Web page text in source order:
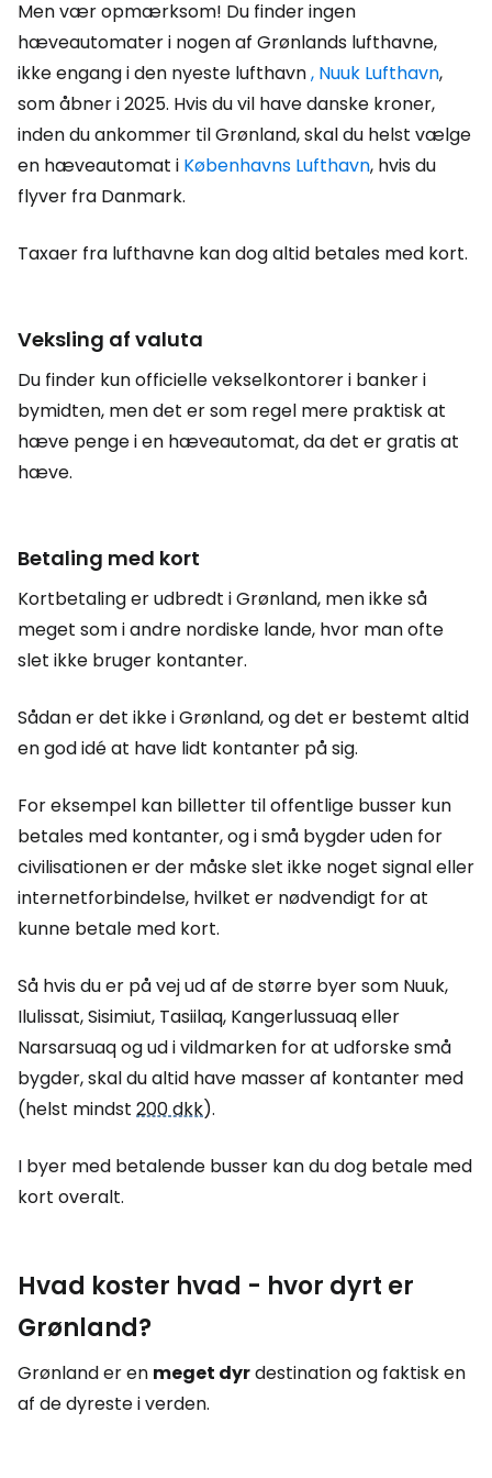
Men vær opmærksom! Du finder ingen
hæveautomater i nogen af Grønlands lufthavne,
ikke engang i den nyeste lufthavn, Nuuk Lufthavn,
som åbner i 2025. Hvis du vil have danske kroner,
inden du ankommer til Grønland, skal du helst vælge
en hæveautomat i Københavns Lufthavn, hvis du
flyver fra Danmark.
Taxaer fra lufthavne kan dog altid betales med kort.
Veksling af valuta
Du finder kun officielle vekselkontorer i banker i
bymidten, men det er som regel mere praktisk at
hæve penge i en hæveautomat, da det er gratis at
hæve.
Betaling med kort
Kortbetaling er udbredt i Grønland, men ikke så
meget som i andre nordiske lande, hvor man ofte
slet ikke bruger kontanter.
Sådan er det ikke i Grønland, og det er bestemt altid
en god idé at have lidt kontanter på sig.
For eksempel kan billetter til offentlige busser kun
betales med kontanter, og i små bygder uden for
civilisationen er der måske slet ikke noget signal eller
internetforbindelse, hvilket er nødvendigt for at
kunne betale med kort.
Så hvis du er på vej ud af de større byer som Nuuk,
Ilulissat, Sisimiut, Tasiilaq, Kangerlussuaq eller
Narsarsuaq og ud i vildmarken for at udforske små
bygder, skal du altid have masser af kontanter med
(helst mindst 200 dkk).
I byer med betalende busser kan du dog betale med
kort overalt.
Hvad koster hvad - hvor dyrt er
Grønland?
Grønland er en meget dyrdestination og faktisk en
af de dyreste i verden.